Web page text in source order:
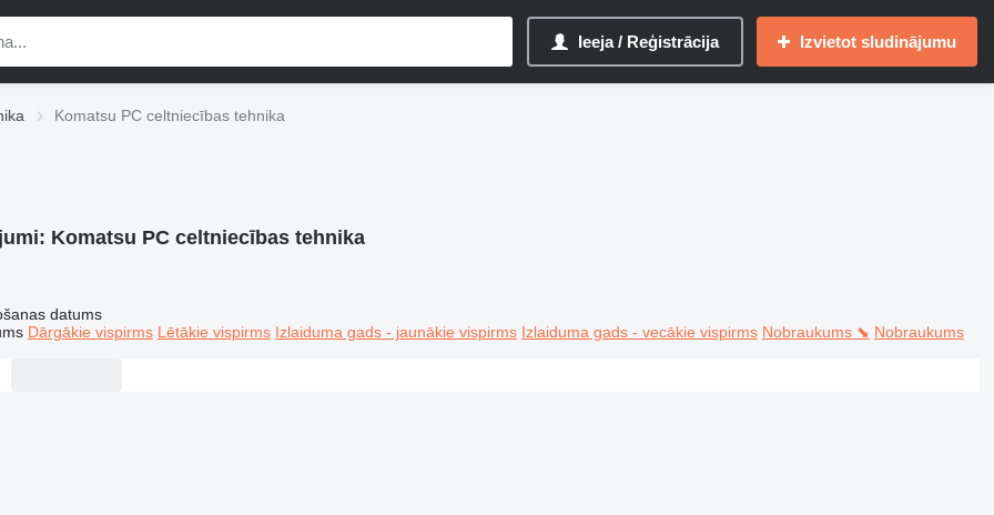
Ieeja / Reģistrācija Izvietot sludinājumu
Komatsu PC celtniecības tehnika
Komatsu PC celtniecības tehnika
datums
Dārgākie vispirms Lētākie vispirms Izlaiduma gads - jaunākie vispirms Izlaiduma gads - vecākie vispirms Nobraukums ⬊ Nobraukums